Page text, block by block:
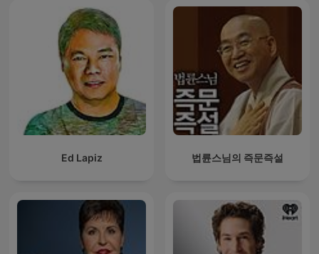
Ed Lapiz 법륜스님의 즉문즉설